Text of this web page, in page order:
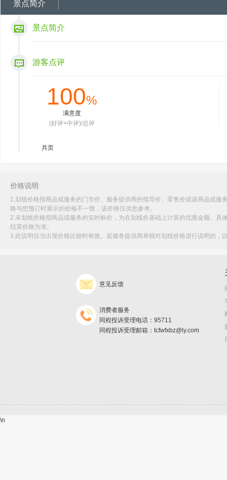
景点简介
景点简介
游客点评
100%
满意度
(好评+中评)/总评
共页
价格说明
1.划线价格指商品或服务的门市价、服务提供商的指导价、零售价或该商品或
格与您预订时展示的价格不一致，该价格仅供您参考。
2.未划线价格指商品或服务的实时标价，为在划线价基础上计算的优惠金额。
结算价格为准。
3.此说明仅当出现价格比较时有效。若服务提供商单独对划线价格进行说明的
意见反馈
消费者服务
同程投诉受理电话：95711
同程投诉受理邮箱：tcfwfxbz@ly.com
\n